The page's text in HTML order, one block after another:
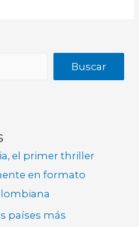
Buscar
el primer thriller
en formato
países más